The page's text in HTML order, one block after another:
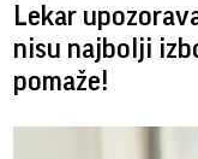
Lekar
nisu najbolji
pomaže!